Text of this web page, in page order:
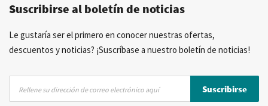
Asesoramiento personal
Más de 40 años de experiencia
Posibilidad de crear marca privada
Suscribirse al boletín de noticias
Le gustaría ser el primero en conocer nuestras ofertas,
descuentos y noticias? ¡Suscríbase a nuestro boletín de noticias!
Suscribirse